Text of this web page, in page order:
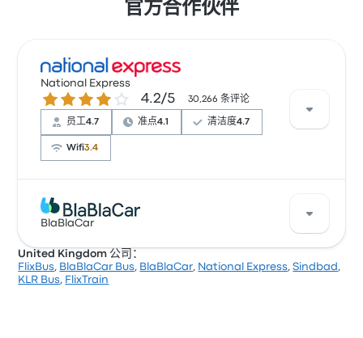
官方合作伙伴
National Express
4.2 / 5 星 4.2/5 30,266 条评论
员工4.7 准点4.1 清洁度4.7
Wifi3.4
根据 135 条评论，National Express 提供的本行程被评
为 4.2 颗星。旅客对 温度 和 出发地点 特别满意，但也有
票价为 ¥142 起
BlaBlaCar
BlaBlaCar 每天发出 1 班从 Heathrow 到 Stansted 的班
United Kingdom 公司：
FlixBus, BlaBlaCar Bus, BlaBlaCar, National Express,Sindbad ,
KLR Bus, FlixTrain